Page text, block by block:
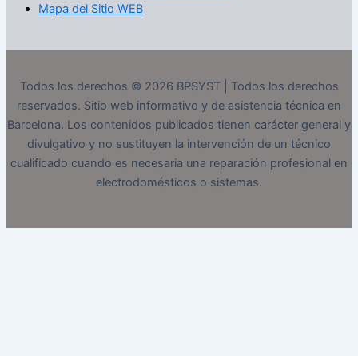
Mapa del Sitio WEB
Todos los derechos © 2026 BPSYST | Todos los derechos
reservados. Sitio web informativo y de asistencia técnica en
Barcelona. Los contenidos publicados tienen carácter general y
divulgativo y no sustituyen la intervención de un técnico
cualificado cuando es necesaria una reparación profesional en
electrodomésticos o sistemas.